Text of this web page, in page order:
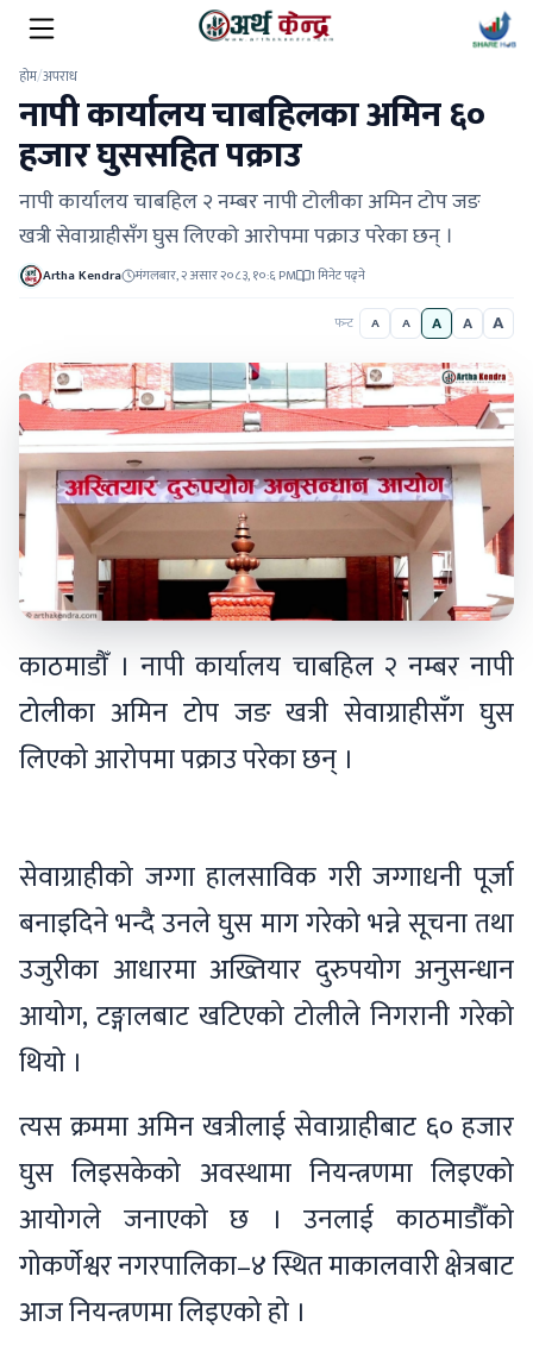
होम/अपराध
नापी कार्यालय चाबहिलका अमिन ६०
हजार घुससहित पक्राउ
नापी कार्यालय चाबहिल २ नम्बर नापी टोलीका अमिन टोप जङ
खत्री सेवाग्राहीसँग घुस लिएको आरोपमा पक्राउ परेका छन् ।
Artha Kendra मंगलबार, २ असार २०८३, १०:६ PM 1 मिनेट पढ्ने
फन्ट A A A A A
काठमाडौँ । नापी कार्यालय चाबहिल २ नम्बर नापी
टोलीका अमिन टोप जङ खत्री सेवाग्राहीसँग घुस
लिएको आरोपमा पक्राउ परेका छन् ।
सेवाग्राहीको जग्गा हालसाविक गरी जग्गाधनी पूर्जा
बनाइदिने भन्दै उनले घुस माग गरेको भन्ने सूचना तथा
उजुरीका आधारमा अख्तियार दुरुपयोग अनुसन्धान
आयोग, टङ्गालबाट खटिएको टोलीले निगरानी गरेको
थियो ।
त्यस क्रममा अमिन खत्रीलाई सेवाग्राहीबाट ६० हजार
घुस लिइसकेको अवस्थामा नियन्त्रणमा लिइएको
आयोगले जनाएको छ । उनलाई काठमाडौँको
गोकर्णेश्वर नगरपालिका–४ स्थित माकालवारी क्षेत्रबाट
आज नियन्त्रणमा लिइएको हो ।